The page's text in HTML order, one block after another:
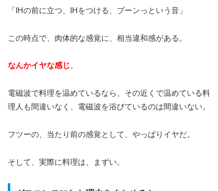
「IHの前に立つ、IHをつける、ブーンっという音」
この時点で、肉体的な感覚に、相当違和感がある。
なんかイヤな感じ。
電磁波で料理を温めているなら、その近くで温めている料
理人も間違いなく、電磁波を浴びているのは間違いない。
フツーの、当たり前の感覚として、やっぱりイヤだ。
そして、実際に料理は、まずい。